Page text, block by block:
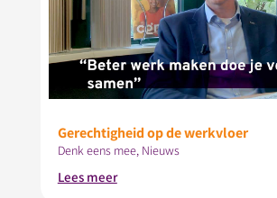
Gerechtigheid op de werkvloer
Denk eens mee, Nieuws
Lees meer